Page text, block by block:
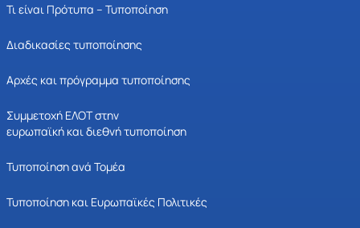
Τι είναι Πρότυπα – Τυποποίηση
Διαδικασίες τυποποίησης
Αρχές και πρόγραμμα τυποποίησης
Συμμετοχή ΕΛΟΤ στην
ευρωπαϊκή και διεθνή τυποποίηση
Τυποποίηση ανά Τομέα
Τυποποίηση και Ευρωπαϊκές Πολιτικές